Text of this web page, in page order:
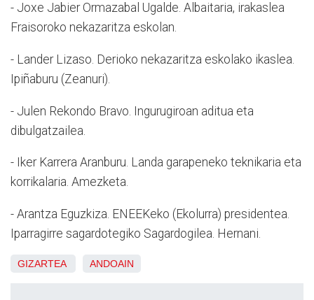
- Joxe Jabier Ormazabal Ugalde. Albaitaria, irakaslea
Fraisoroko nekazaritza eskolan.
- Lander Lizaso. Derioko nekazaritza eskolako ikaslea.
Ipiñaburu (Zeanuri).
- Julen Rekondo Bravo. Ingurugiroan aditua eta
dibulgatzailea.
- Iker Karrera Aranburu. Landa garapeneko teknikaria eta
korrikalaria. Amezketa.
- Arantza Eguzkiza. ENEEKeko (Ekolurra) presidentea.
Iparragirre sagardotegiko Sagardogilea. Hernani.
GIZARTEA ANDOAIN